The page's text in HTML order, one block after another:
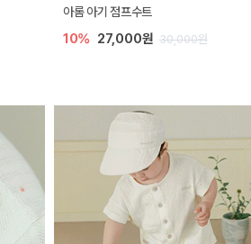
아롬 아기 점프수트
10% 27,000원 30,000원